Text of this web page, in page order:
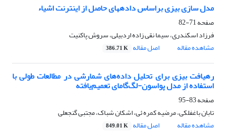
مدل سازی بیزی براساس دادههای حاصل از اینترنت اشیاء
صفحه71-82
فرزاد اسکندری، سیما نقی زاده اردبیلی، سروش پاکنیت
مشاهده مقاله
اصل مقاله 386.71 K
رهیافت بیزی برای تحلیل داده‌های شمارشی در مطالعات طولی با
استفاده از مدل پواسون-لگ‌گامای تعمیم‌یافته
صفحه83-95
تابان باغفلکی، مرضیه کمره ئی، اشکان شباک، مجتبی گنجعلی
مشاهده مقاله
اصل مقاله 849.01 K